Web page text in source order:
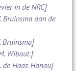
in de NRC]
Bruinsma aan de
Bruinsma]
Wibaut.]
de Haas-Hanau]